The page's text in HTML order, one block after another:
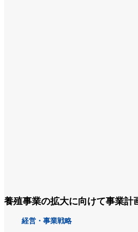
養殖事業の拡大に向けて事業計
経営・事業戦略